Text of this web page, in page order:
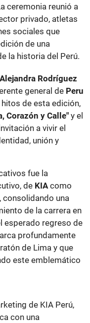
ceremonia reunió a
privado, atletas
sociales que
de una
la historia del Perú.
Alejandra Rodríguez
general de Peru
de esta edición,
Corazón y Calle" y el
a vivir el
unión y
fue la
de KIAcomo
consolidando una
de la carrera en
esperado regreso de
profundamente
de Lima y que
este emblemático
de KIA Perú,
con una